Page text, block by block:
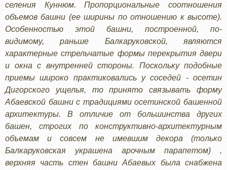
селения Куннюм. Пропорциональные соотношения
объемов башни (ее ширины по отношению к высоте).
Особенностью этой башни, построенной, по-
видимому, раньше Балкаруковской, являются
характерные стрельчатые формы перекрытия двери
и окна с внутренней стороны. Поскольку подобные
приемы широко практиковались у соседей - осетин
Дигорского ущелья, то принято связывать форму
Абаевской башни с традициями осетинской башенной
архитектуры. В отличие от большинства других
башен, строгих по конструктивно-архитектурным
объемам и совсем не имевшим декора (только
Балкаруковская украшена арочным парапетом) ,
верхняя часть стен башни Абаевых была снабжена